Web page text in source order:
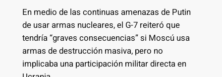
En medio de las continuas amenazas de Putin
de usar armas nucleares, el G-7 reiteró que
tendría “graves consecuencias” si Moscú usa
armas de destrucción masiva, pero no
implicaba una participación militar directa en